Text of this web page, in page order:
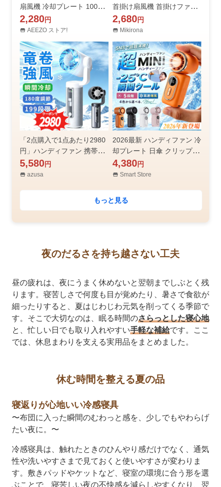
扇風機 冷却プレート 100段
階風量 首掛け扇風機 5000m
Ah USB充電式 残量表示 折
型 手持ち 静音 軽量
2,280円
AEEZO ストア!
首掛け扇風機 首掛けファン
ネックファン 携帯扇風機 ハ
ンディファン 熱中症対策グ
れ対策 空気浄化 爆買
2,680円
Mikirona
「2点購入で1点あたり2980
円」ハンディファン 携帯扇
風機 ハンディクーラー 冷却
プレート 7000mAh 199段階
5,580円
azusa
2026最新 ハンディファン 冷
却プレート 日傘 クリップ U
SB充電 コンパクト 超小型
軽量 高速爆風 扇風機 卓上
4,380円
Smart Store
もっと見る
夜のだるさを持ち越さない工夫
昼の疲れは、夜にうまく休めないと翌朝までしぶとく残
ります。寝苦しさで何度も目が覚めたり、暑さで食欲が
細ったりすると、夏はじわじわ元気を削ってくる季節で
す。そこで大切なのは、眠る時間のさらっとした寝心地
と、忙しい日でも取り入れやすい手軽な補給です。ここ
では、休息まわりを支える実用品をまとめました。
休む時間を整える夏の品
寝返りが心地いい冷感寝具
〜布団に入った瞬間のむわっと感を、少しでもやわらげ
たい夜に。〜
冷感寝具は、触れたときのひんやり感だけでなく、通気
性や洗いやすさまで見ておくと使いやすさが変わりま
す。敷きパッドやケットなど、寝室の環境に合う形を選
ぶことで、寝苦しい夜の不快感を減らしやすくなり、翌